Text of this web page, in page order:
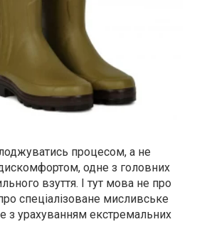
процесом, а не
одне з головних
взуття. І тут мова не про
спеціалізоване мисливське
з урахуванням екстремальних